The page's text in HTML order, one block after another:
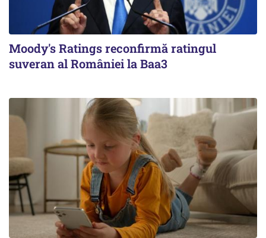
Moody's Ratings reconfirmă ratingul
suveran al României la Baa3